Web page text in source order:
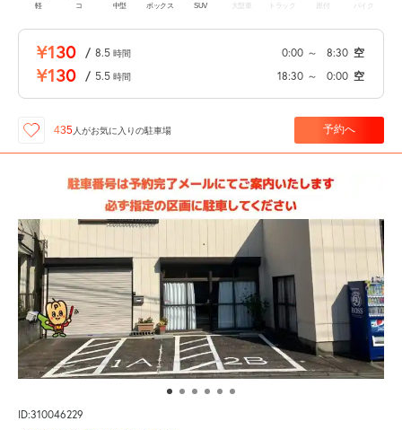
軽 コ 中型 ボックス SUV 大型車 トラック 原付 バイク
¥130 / 8.5 時間 0:00 ～ 8:30 空
¥130 / 5.5 時間 18:30 ～ 0:00 空
435 人がお気に入りの駐車場 予約へ
ID:310046229